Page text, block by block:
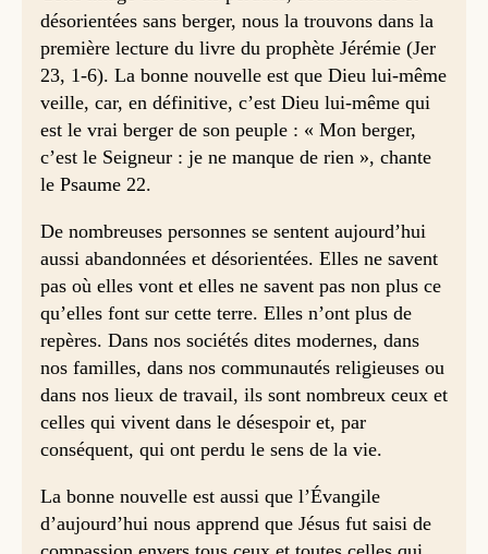
désorientées sans berger, nous la trouvons dans la
première lecture du livre du prophète Jérémie (Jer
23, 1-6). La bonne nouvelle est que Dieu lui-même
veille, car, en définitive, c’est Dieu lui-même qui
est le vrai berger de son peuple : « Mon berger,
c’est le Seigneur : je ne manque de rien », chante
le Psaume 22.
De nombreuses personnes se sentent aujourd’hui
aussi abandonnées et désorientées. Elles ne savent
pas où elles vont et elles ne savent pas non plus ce
qu’elles font sur cette terre. Elles n’ont plus de
repères. Dans nos sociétés dites modernes, dans
nos familles, dans nos communautés religieuses ou
dans nos lieux de travail, ils sont nombreux ceux et
celles qui vivent dans le désespoir et, par
conséquent, qui ont perdu le sens de la vie.
La bonne nouvelle est aussi que l’Évangile
d’aujourd’hui nous apprend que Jésus fut saisi de